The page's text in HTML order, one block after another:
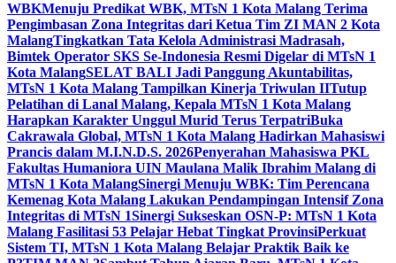
WBKMenuju Predikat WBK, MTsN 1 Kota Malang Terima
Pengimbasan Zona Integritas dari Ketua Tim ZI MAN 2 Kota
MalangTingkatkan Tata Kelola Administrasi Madrasah,
Bimtek Operator SKS Se-Indonesia Resmi Digelar di MTsN 1
Kota MalangSELAT BALI Jadi Panggung Akuntabilitas,
MTsN 1 Kota Malang Tampilkan Kinerja Triwulan IITutup
Pelatihan di Lanal Malang, Kepala MTsN 1 Kota Malang
Harapkan Karakter Unggul Murid Terus TerpatriBuka
Cakrawala Global, MTsN 1 Kota Malang Hadirkan Mahasiswi
Prancis dalam M.I.N.D.S. 2026Penyerahan Mahasiswa PKL
Fakultas Humaniora UIN Maulana Malik Ibrahim Malang di
MTsN 1 Kota MalangSinergi Menuju WBK: Tim Perencana
Kemenag Kota Malang Lakukan Pendampingan Intensif Zona
Integritas di MTsN 1Sinergi Sukseskan OSN-P: MTsN 1 Kota
Malang Fasilitasi 53 Pelajar Hebat Tingkat ProvinsiPerkuat
Sistem TI, MTsN 1 Kota Malang Belajar Praktik Baik ke